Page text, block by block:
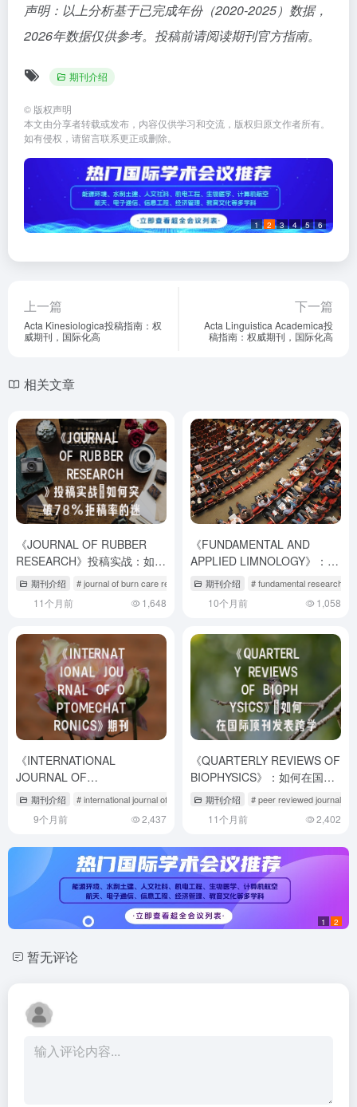
声明：以上分析基于已完成年份（2020-2025）数据，
2026年数据仅供参考。投稿前请阅读期刊官方指南。
期刊介绍
© 版权声明
本文由分享者转载或发布，内容仅供学习和交流，版权归原文作者所有。
如有侵权，请留言联系更正或删除。
1 2 3 4 5 6
上一篇
Acta Kinesiologica投稿指南：权
威期刊，国际化高
下一篇
Acta Linguistica Academica投
稿指南：权威期刊，国际化高
相关文章
《JOURNAL OF RUBBER
RESEARCH》投稿实战：如何
突破78%拒稿率的迷局？
期刊介绍 # journal of burn care research # journal of rural studies期刊
11个月前 1,648
《FUNDAMENTAL AND
APPLIED LIMNOLOGY》：湖
沼学研究的国际平台与投稿全
期刊介绍 # fundamental research期
10个月前 1,058
《INTERNATIONAL
JOURNAL OF
OPTOMECHATRONICS》期
刊介绍与投稿策
略,optimization期刊
期刊介绍 # international journal of ophthalmology # optics communications期刊
9个月前 2,437
《QUARTERLY REVIEWS OF
BIOPHYSICS》：如何在国际
顶刊发表跨学科研究成果？
期刊介绍 # peer reviewed journal
11个月前 2,402
1 2
暂无评论